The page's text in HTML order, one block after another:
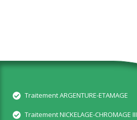
Traitement ARGENTURE-ETAMAGE
Traitement NICKELAGE-CHROMAGE III